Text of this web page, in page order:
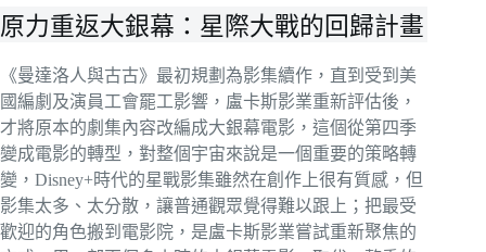
原力重返大銀幕：星際大戰的回歸計畫
《曼達洛人與古古》最初規劃為影集續作，直到受到美
國編劇及演員工會罷工影響，盧卡斯影業重新評估後，
才將原本的劇集內容改編成大銀幕電影，這個從第四季
變成電影的轉型，對整個宇宙來說是一個重要的策略轉
變，Disney+時代的星戰影集雖然在創作上很有質感，但
影集太多、太分散，讓普通觀眾覺得難以跟上；把最受
歡迎的角色搬到電影院，是盧卡斯影業嘗試重新聚焦的